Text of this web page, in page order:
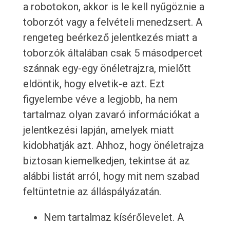
a robotokon, akkor is le kell nyűgöznie a
toborzót vagy a felvételi menedzsert. A
rengeteg beérkező jelentkezés miatt a
toborzók általában csak 5 másodpercet
szánnak egy-egy önéletrajzra, mielőtt
eldöntik, hogy elvetik-e azt. Ezt
figyelembe véve a legjobb, ha nem
tartalmaz olyan zavaró információkat a
jelentkezési lapján, amelyek miatt
kidobhatják azt. Ahhoz, hogy önéletrajza
biztosan kiemelkedjen, tekintse át az
alábbi listát arról, hogy mit nem szabad
feltüntetnie az álláspályázatán.
Nem tartalmaz kísérőlevelet. A